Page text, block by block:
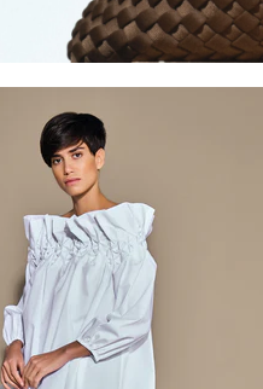
Royal Fern
and science for
beauty.
Jetzt entdecken